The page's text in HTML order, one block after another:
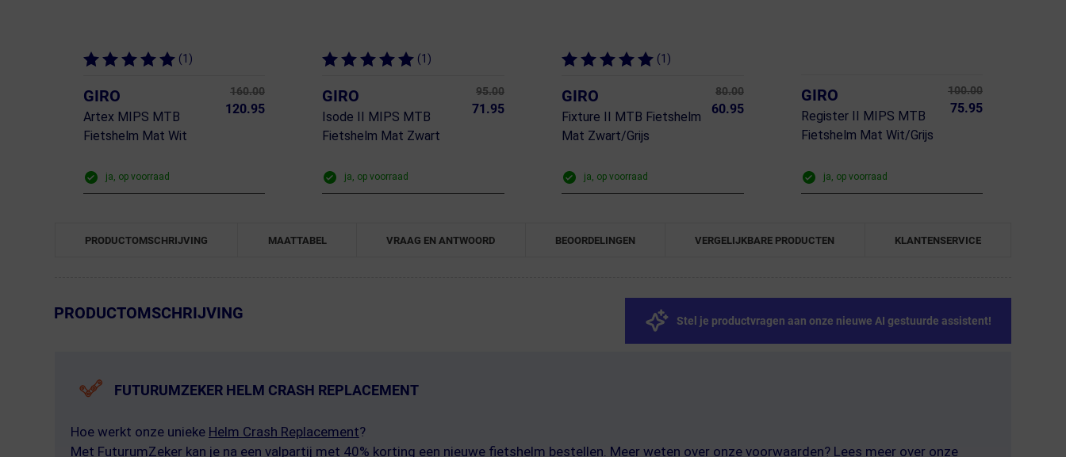
(1)
GIRO
Artex MIPS MTB
Fietshelm Mat Wit
160.00
120.95
ja, op voorraad
(1)
GIRO
Isode II MIPS MTB
Fietshelm Mat Zwart
95.00
71.95
ja, op voorraad
(1)
GIRO
Fixture II MTB Fietshelm
Mat Zwart/Grijs
80.00
60.95
ja, op voorraad
GIRO
Register II MIPS MTB
Fietshelm Mat Wit/Grijs
100.00
75.95
ja, op voorraad
PRODUCTOMSCHRIJVING MAATTABEL VRAAG EN ANTWOORD BEOORDELINGEN VERGELIJKBARE PRODUCTEN KLANTENSERVICE
← Terug naar productnavigatie
PRODUCTOMSCHRIJVING Stel je productvragen aan onze nieuwe AI gestuurde assistent!
FUTURUMZEKER HELM CRASH REPLACEMENT
Hoe werkt onze unieke Helm Crash Replacement?
Met FuturumZeker kan je na een valpartij met 40% korting een nieuwe fietshelm bestellen. Meer weten over onze voorwaarden? Lees meer over onze